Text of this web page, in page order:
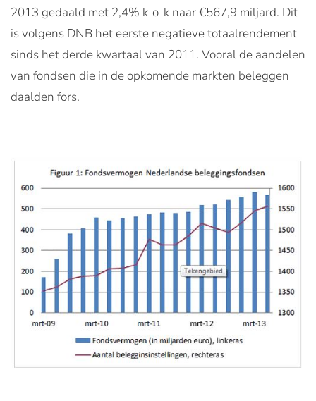
2013 gedaald met 2,4% k-o-k naar €567,9 miljard. Dit
is volgens DNB het eerste negatieve totaalrendement
sinds het derde kwartaal van 2011. Vooral de aandelen
van fondsen die in de opkomende markten beleggen
daalden fors.